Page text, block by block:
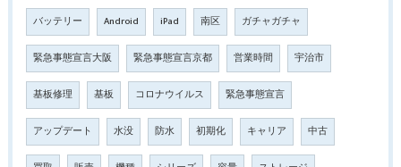
バッテリー Android iPad 南区 ガチャガチャ
緊急事態宣言大阪 緊急事態宣言京都 営業時間 宇治市
基板修理 基板 コロナウイルス 緊急事態宣言
アップデート 水没 防水 初期化 キャリア 中古